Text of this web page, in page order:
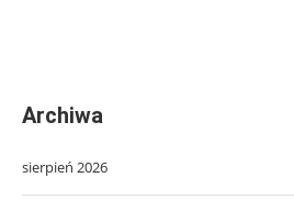
Archiwa
sierpień 2026